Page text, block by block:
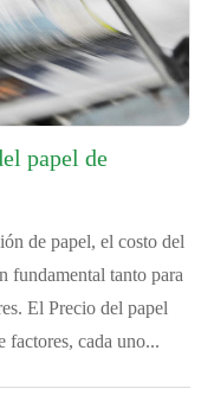
papel de
de papel, el costo del
fundamental tanto para
El Precio del papel
factores, cada uno...